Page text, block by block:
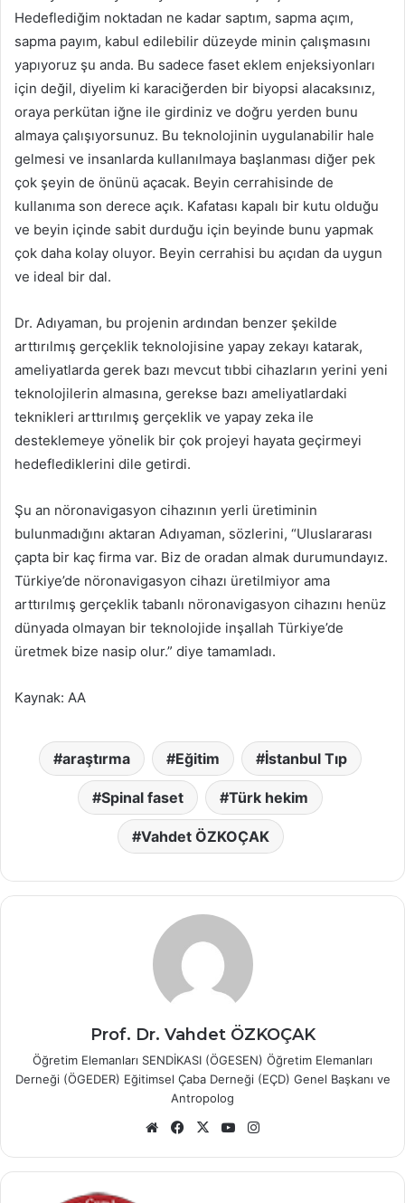
Hedeflediğim noktadan ne kadar saptım, sapma açım,
sapma payım, kabul edilebilir düzeyde minin çalışmasını
yapıyoruz şu anda. Bu sadece faset eklem enjeksiyonları
için değil, diyelim ki karaciğerden bir biyopsi alacaksınız,
oraya perkütan iğne ile girdiniz ve doğru yerden bunu
almaya çalışıyorsunuz. Bu teknolojinin uygulanabilir hale
gelmesi ve insanlarda kullanılmaya başlanması diğer pek
çok şeyin de önünü açacak. Beyin cerrahisinde de
kullanıma son derece açık. Kafatası kapalı bir kutu olduğu
ve beyin içinde sabit durduğu için beyinde bunu yapmak
çok daha kolay oluyor. Beyin cerrahisi bu açıdan da uygun
ve ideal bir dal.
Dr. Adıyaman, bu projenin ardından benzer şekilde
arttırılmış gerçeklik teknolojisine yapay zekayı katarak,
ameliyatlarda gerek bazı mevcut tıbbi cihazların yerini yeni
teknolojilerin almasına, gerekse bazı ameliyatlardaki
teknikleri arttırılmış gerçeklik ve yapay zeka ile
desteklemeye yönelik bir çok projeyi hayata geçirmeyi
hedeflediklerini dile getirdi.
Şu an nöronavigasyon cihazının yerli üretiminin
bulunmadığını aktaran Adıyaman, sözlerini, “Uluslararası
çapta bir kaç firma var. Biz de oradan almak durumundayız.
Türkiye’de nöronavigasyon cihazı üretilmiyor ama
arttırılmış gerçeklik tabanlı nöronavigasyon cihazını henüz
dünyada olmayan bir teknolojide inşallah Türkiye’de
üretmek bize nasip olur.” diye tamamladı.
Kaynak: AA
araştırma Eğitim İstanbul Tıp
Spinal faset Türk hekim
Vahdet ÖZKOÇAK
Prof. Dr. Vahdet ÖZKOÇAK
Öğretim Elemanları SENDİKASI (ÖGESEN) Öğretim Elemanları
Derneği (ÖGEDER) Eğitimsel Çaba Derneği (EÇD) Genel Başkanı ve
Antropolog
Web
Facebook
X YouTube
Doçentlik